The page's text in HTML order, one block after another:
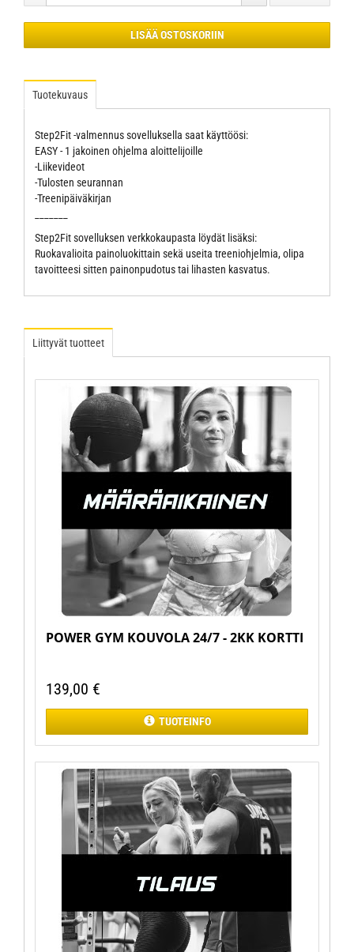
LISÄÄ OSTOSKORIIN
Tuotekuvaus
Step2Fit -valmennus sovelluksella saat käyttöösi:
EASY - 1 jakoinen ohjelma aloittelijoille
-Liikevideot
-Tulosten seurannan
-Treenipäiväkirjan
Step2Fit sovelluksen verkkokaupasta löydät lisäksi:
Ruokavalioita painoluokittain sekä useita treeniohjelmia, olipa
tavoitteesi sitten painonpudotus tai lihasten kasvatus.
Liittyvät tuotteet
POWER GYM KOUVOLA 24/7 - 2KK KORTTI
139,00 €
TUOTEINFO